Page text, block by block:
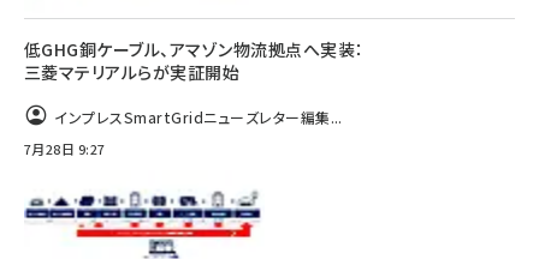
低GHG銅ケーブル、アマゾン物流拠点へ実装：
三菱マテリアルらが実証開始
インプレスSmartGridニューズレター編集...
7月28日 9:27